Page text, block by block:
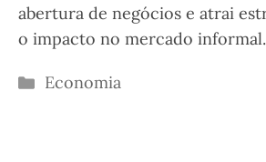
abertura de negócios e atrai
o impacto no mercado informal.
Categorias
Economia